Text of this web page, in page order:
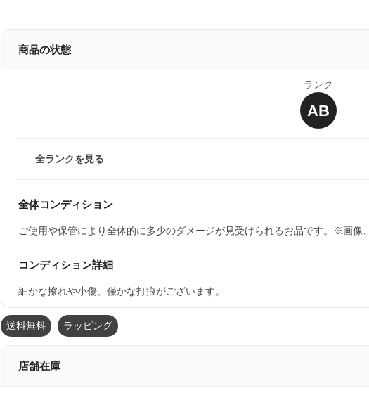
商品の状態
ランク
AB
全ランクを見る
全体コンディション
ご使用や保管により全体的に多少のダメージが見受けられるお品です。※画像
コンディション詳細
細かな擦れや小傷、僅かな打痕がございます。
送料無料 ラッピング
店舗在庫